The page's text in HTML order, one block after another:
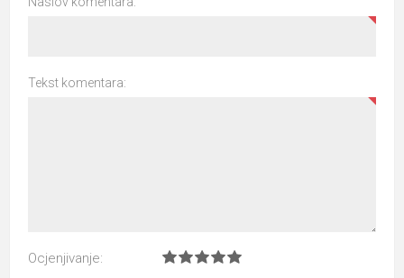
Tekst komentara:
Ocjenjivanje: